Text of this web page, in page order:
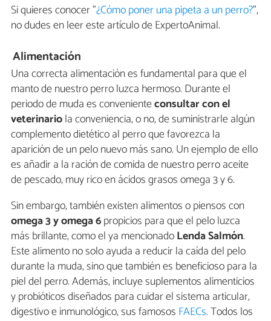
Si quieres conocer "¿Cómo poner una pipeta a un perro?",
no dudes en leer este artículo de ExpertoAnimal.
Alimentación
Una correcta alimentación es fundamental para que el
manto de nuestro perro luzca hermoso. Durante el
periodo de muda es convenienteconsultar con el
veterinariola conveniencia, o no, de suministrarle algún
complemento dietético al perro que favorezca la
aparición de un pelo nuevo más sano. Un ejemplo de ello
es añadir a la ración de comida de nuestro perro aceite
de pescado, muy rico en ácidos grasos omega 3 y 6.
Sin embargo, también existen alimentos o piensos con
omega 3 y omega 6propicios para que el pelo luzca
más brillante, como el ya mencionadoLenda Salmón.
Este alimento no solo ayuda a reducir la caída del pelo
durante la muda, sino que también es beneficioso para la
piel del perro. Además, incluye suplementos alimenticios
y probióticos diseñados para cuidar el sistema articular,
digestivo e inmunológico, sus famosos FAECs. Todos los